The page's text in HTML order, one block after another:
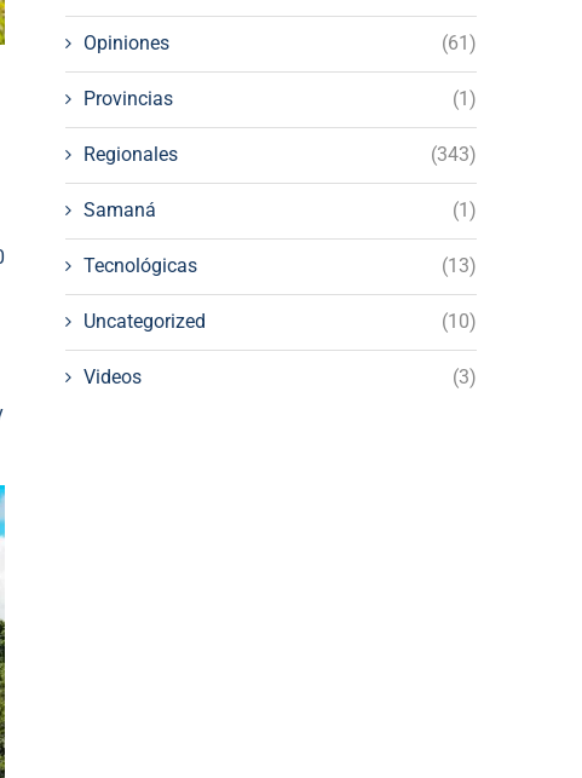
Opiniones (61)
Provincias (1)
Regionales (343)
Samaná (1)
Tecnológicas (13)
Uncategorized (10)
Videos (3)